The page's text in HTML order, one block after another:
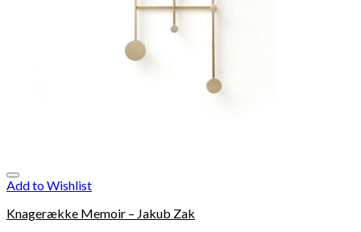
Add to Wishlist
Knagerække Memoir – Jakub Zak